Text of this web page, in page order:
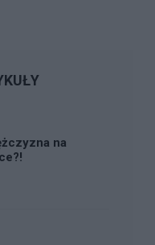
na